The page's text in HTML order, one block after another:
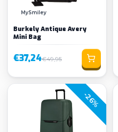
MySmiley
Burkely Antique Avery
Mini Bag
€37,24€49,95
-26%